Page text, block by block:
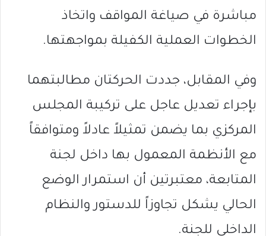
مباشرة في صياغة المواقف واتخاذ
الخطوات العملية الكفيلة بمواجهتها.
وفي المقابل، جددت الحركتان مطالبتهما
بإجراء تعديل عاجل على تركيبة المجلس
المركزي بما يضمن تمثيلاً عادلاً ومتوافقاً
مع الأنظمة المعمول بها داخل لجنة
المتابعة، معتبرتين أن استمرار الوضع
الحالي يشكل تجاوزاً للدستور والنظام
الداخلي للجنة.